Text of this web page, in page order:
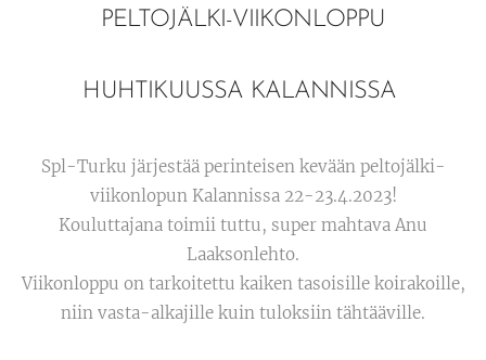
PELTOJÄLKI-VIIKONLOPPU
HUHTIKUUSSA KALANNISSA
Spl-Turku järjestää perinteisen kevään peltojälki-
viikonlopun Kalannissa 22-23.4.2023!
Kouluttajana toimii tuttu, super mahtava Anu
Laaksonlehto.
Viikonloppu on tarkoitettu kaiken tasoisille koirakoille,
niin vasta-alkajille kuin tuloksiin tähtääville.